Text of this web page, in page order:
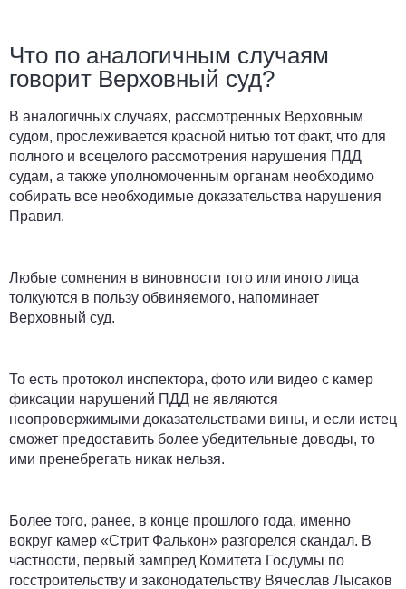
Что по аналогичным случаям
говорит Верховный суд?
В аналогичных случаях, рассмотренных Верховным
судом, прослеживается красной нитью тот факт, что для
полного и всецелого рассмотрения нарушения ПДД
судам, а также уполномоченным органам необходимо
собирать все необходимые доказательства нарушения
Правил.
Любые сомнения в виновности того или иного лица
толкуются в пользу обвиняемого, напоминает
Верховный суд.
То есть протокол инспектора, фото или видео с камер
фиксации нарушений ПДД не являются
неопровержимыми доказательствами вины, и если истец
сможет предоставить более убедительные доводы, то
ими пренебрегать никак нельзя.
Более того, ранее, в конце прошлого года, именно
вокруг камер «Стрит Фалькон» разгорелся скандал. В
частности, первый зампред Комитета Госдумы по
госстроительству и законодательству Вячеслав Лысаков